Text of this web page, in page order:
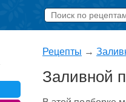
Рецепты →
Заливной